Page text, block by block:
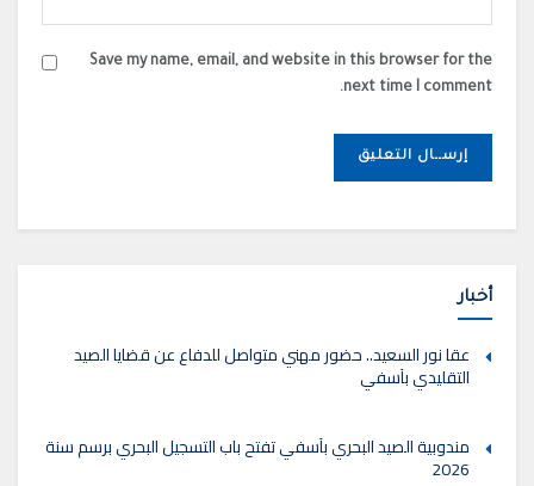
Save my name, email, and website in this browser for the
next time I comment.
أخبار
عقا نور السعيد.. حضور مهني متواصل للدفاع عن قضايا الصيد
التقليدي بآسفي
مندوبية الصيد البحري بآسفي تفتح باب التسجيل البحري برسم سنة
2026